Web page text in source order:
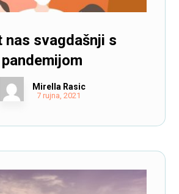
nas svagdašnji s
pandemijom
Mirella Rasic
7 rujna, 2021